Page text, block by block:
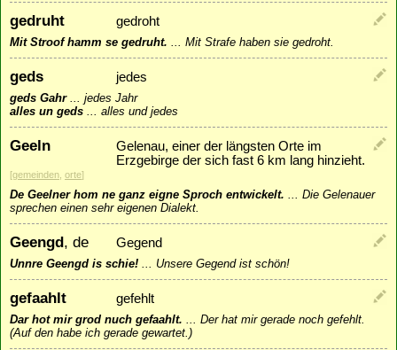
gedruht gedroht
Mit Stroof hamm se gedruht. Mit Strafe haben sie gedroht.
geds jedes
geds Gahr... jedes Jahr
alles un geds
alles und jedes
Geeln
Gelenau, einer der längsten Orte im
Erzgebirge der sich fast 6 km lang hinzieht.
[gemeinden orte]
De Geelner hom ne ganz eigne Sproch entwickelt.
Die Gelenauer
sprechen einen sehr eigenen Dialekt.
Geengd, de Gegend
Unnre Geengd is schie! Unsere Gegend ist schön!
gefaahlt gefehlt
Dar hot mir grod nuch gefaahlt.
Der hat mir gerade noch gefehlt.
(Auf den habe ich gerade gewartet.)